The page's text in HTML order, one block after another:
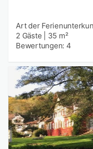
Art der
2 Gäste
35 m²
Bewertungen: 4